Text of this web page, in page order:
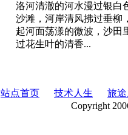
洛河清澈的河水漫过银白
沙滩，河岸清风拂过垂柳
起河面荡漾的微波，沙田
过花生叶的清香...
站点首页 技术人生
旅
Copyright